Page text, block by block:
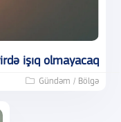
işıq olmayacaq
Gündəm / Bölgə